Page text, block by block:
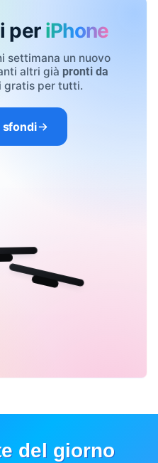
per iPhone
settimana un nuovo
altri già pronti da
gratis per tutti.
sfondi
del giorno